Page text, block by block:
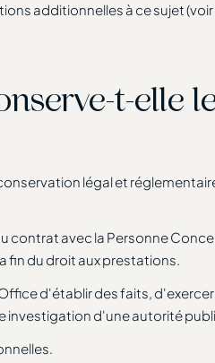
additionnelles à ce sujet
t-elle
légal et
contrat avec la Personne
fin du droit aux prestations.
d'établir des faits,
d'une autorité